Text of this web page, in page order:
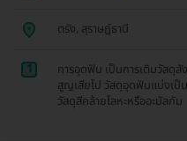
ตรัง, สุราษฎ์ธานี
1
การอุดฟัน เป็นการเติมวัสดุ
สูญเสียไป วัสดุอุดฟันแบ่งเ
วัสดุสีคล้ายโลหะหรืออะมัลกัม